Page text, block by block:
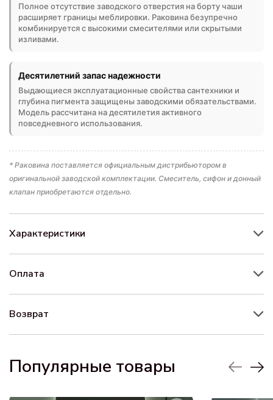
Полное отсутствие заводского отверстия на борту чаши
расширяет границы меблировки. Раковина безупречно
комбинируется с высокими смесителями или скрытыми
изливами.
Десятилетний запас надежности
Выдающиеся эксплуатационные свойства сантехники и
глубина пигмента защищены заводскими обязательствами.
Модель рассчитана на десятилетия активного
повседневного использования.
* Раковина поставляется официальным дистрибьютором в
оригинальной заводской комплектации. Смеситель, сифон и донный
клапан приобретаются отдельно.
Характеристики
Оплата
Возврат
Популярные товары